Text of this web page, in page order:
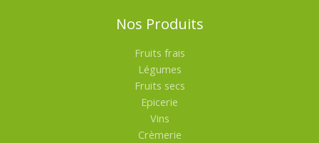
Nos Produits
Fruits frais
Légumes
Fruits secs
Epicerie
Vins
Crèmerie